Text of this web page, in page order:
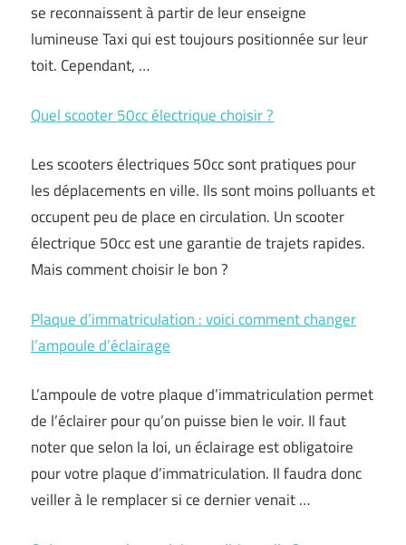
se reconnaissent à partir de leur enseigne
lumineuse Taxi qui est toujours positionnée sur leur
toit. Cependant, …
Quel scooter 50cc électrique choisir ?
Les scooters électriques 50cc sont pratiques pour
les déplacements en ville. Ils sont moins polluants et
occupent peu de place en circulation. Un scooter
électrique 50cc est une garantie de trajets rapides.
Mais comment choisir le bon ?
Plaque d’immatriculation : voici comment changer
l’ampoule d’éclairage
L’ampoule de votre plaque d’immatriculation permet
de l’éclairer pour qu’on puisse bien le voir. Il faut
noter que selon la loi, un éclairage est obligatoire
pour votre plaque d’immatriculation. Il faudra donc
veiller à le remplacer si ce dernier venait …